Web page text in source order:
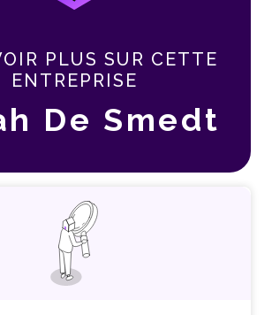
PLUS SUR CETTE
ENTREPRISE
De Smedt